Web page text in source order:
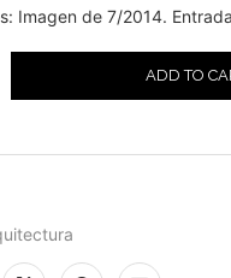
Imagen de 7/2014.
ADD TO